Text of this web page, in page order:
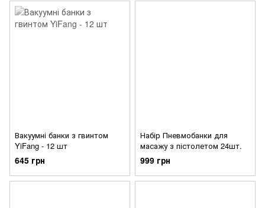
Вакуумні банки з гвинтом
YiFang - 12 шт
645 грн
Набір Пневмобанки для
масажу з пістолетом 24шт.
999 грн